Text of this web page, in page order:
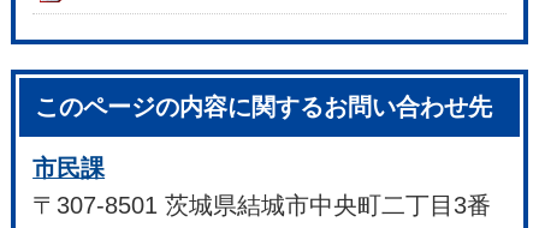
このページの内容に関するお問い合わせ先
市民課
〒307-8501 茨城県結城市中央町二丁目3番